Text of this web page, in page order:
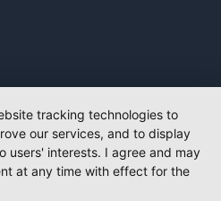
tracking technologies to
our services, and to display
users' interests. I agree and may
at any time with effect for the